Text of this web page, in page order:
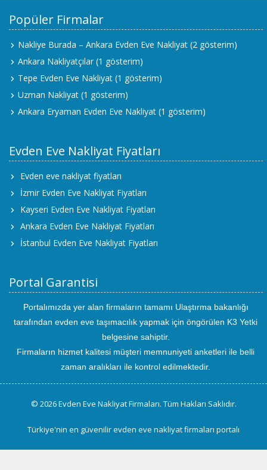
Popüler Firmalar
Nakliye Burada – Ankara Evden Eve Nakliyat (2 gösterim)
Ankara Nakliyatçılar (1 gösterim)
Tepe Evden Eve Nakliyat (1 gösterim)
Uzman Nakliyat (1 gösterim)
Ankara Eryaman Evden Eve Nakliyat (1 gösterim)
Evden Eve Nakliyat Fiyatları
Evden eve nakliyat fiyatları
İzmir Evden Eve Nakliyat Fiyatları
Kayseri Evden Eve Nakliyat Fiyatları
Ankara Evden Eve Nakliyat Fiyatları
İstanbul Evden Eve Nakliyat Fiyatları
Portal Garantisi
Portalımızda yer alan firmaların tamamı Ulaştırma bakanlığı
tarafından evden eve taşımacılık yapmak için öngörülen K3 Yetki
belgesine sahiptir.
Firmaların hizmet kalitesi müşteri memnuniyeti anketleri ile belli
zaman aralıkları ile kontrol edilmektedir.
© 2026 Evden Eve Nakliyat Firmaları. Tüm Hakları Saklıdır.
Türkiye'nin en güvenilir evden eve nakliyat firmaları portalı